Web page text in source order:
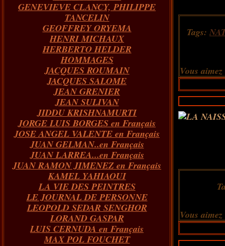
GENEVIEVE CLANCY, PHILIPPE
TANCELIN
GEOFFREY ORYEMA
HENRI MICHAUX
HERBERTO HELDER
HOMMAGES
JACQUES ROUMAIN
JACQUES SALOME
JEAN GRENIER
JEAN SULIVAN
JIDDU KRISHNAMURTI
JORGE LUIS BORGES en Français
JOSE ANGEL VALENTE en Français
JUAN GELMAN..en Français
JUAN LARREA...en Français
JUAN RAMON JIMENEZ en Français
KAMEL YAHIAOUI
LA VIE DES PEINTRES
LE JOURNAL DE PERSONNE
LEOPOLD SEDAR SENGHOR
LORAND GASPAR
LUIS CERNUDA en Français
MAX POL FOUCHET
Tags:
Vous aimez
Vous aimez